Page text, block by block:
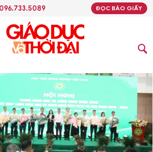
096.733.5089 ĐỌC BÁO GIẤY